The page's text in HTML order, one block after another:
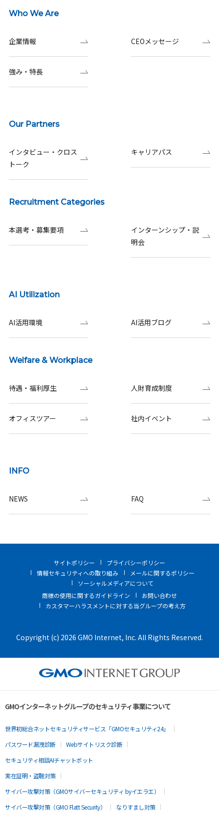
Who We Are
企業情報 CEOメッセージ
強み・特長
Our Partners
インタビュー・クロス
トーク
キャリアパス
Recruitment Categories
本選考・募集要項
インターンシップ・説
明会
AI Utilization
AI活用環境 AI活用ブログ
Welfare & Workplace
待遇・福利厚生 人財育成制度
オフィスツアー 社内イベント
INFO
NEWS FAQ
サイトポリシー
プライバシーポリシー
情報セキュリティへの取り組み
メールに関するポリシー
ソーシャルメディアについて
商標の使用に関するガイドライン
お問い合わせ
カスタマーハラスメントに対する当グループの考え方
Copyright (c) 2026 GMO Internet, Inc. All Rights Reserved.
GMOインターネットグループのセキュリティ事業について
世界初総合ネットセキュリティサービス「GMOセキュリティ24」
パスワード漏洩診断
Webサイトリスク診断
セキュリティ相談AIチャットボット
実在証明・盗聴対策
サイバー攻撃対策（GMOサイバーセキュリティ byイエラエ）
サイバー攻撃対策（GMO Flatt Security）
なりすまし対策